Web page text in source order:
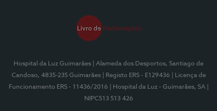
Hospital da Luz Guimarães
| Alameda dos Desportos, Santiago de
Candoso, 4835-235 Guimarães
| Registo ERS - E129436
| Licença de
Funcionamento ERS - 11436/2016
| Hospital da Luz - Guimarães, SA
NIPC513 513 426